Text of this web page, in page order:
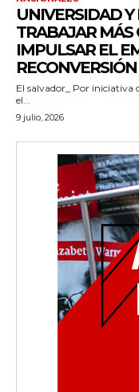
UNIVERSIDAD
TRABAJAR MÁS
IMPULSAR EL
El salvador_ Por iniciativa
el...
9 julio, 2026